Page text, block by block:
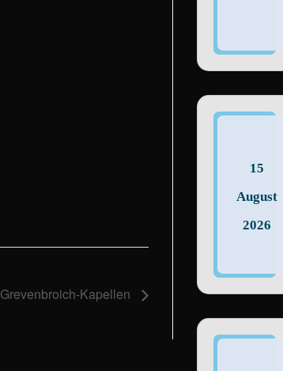
Grevenbroich-Kapellen
15
August
2026